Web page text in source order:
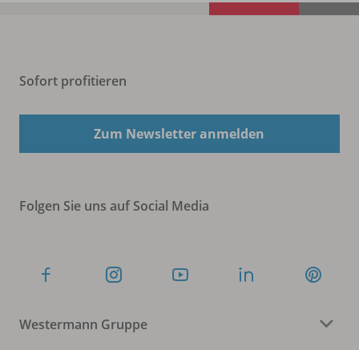
Sofort profitieren
Zum Newsletter anmelden
Folgen Sie uns auf Social Media
Westermann Gruppe